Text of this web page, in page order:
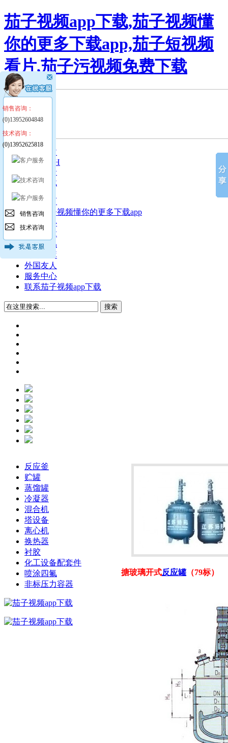
茄子视频app下载,茄子视频懂
你的更多下载app,茄子短视频
看片,茄子污视频免费下载
简体中文
ENGLISH
留言反馈
样本下载
网站首页
走进茄子视频懂你的更多下载app
新闻中心
技术文章
公司产品
公司图库
外国友人
服务中心
联系茄子视频app下载
搜索
反应釜
贮罐
蒸馏罐
冷凝器
混合机
塔设备
离心机
换热器
衬胶
化工设备配套件
喷涂四氟
非标压力容器
搪玻璃开式反应罐（79标）
销售咨询：
(0)13952604848
技术咨询：
(0)13952625818
销售咨询
技术咨询